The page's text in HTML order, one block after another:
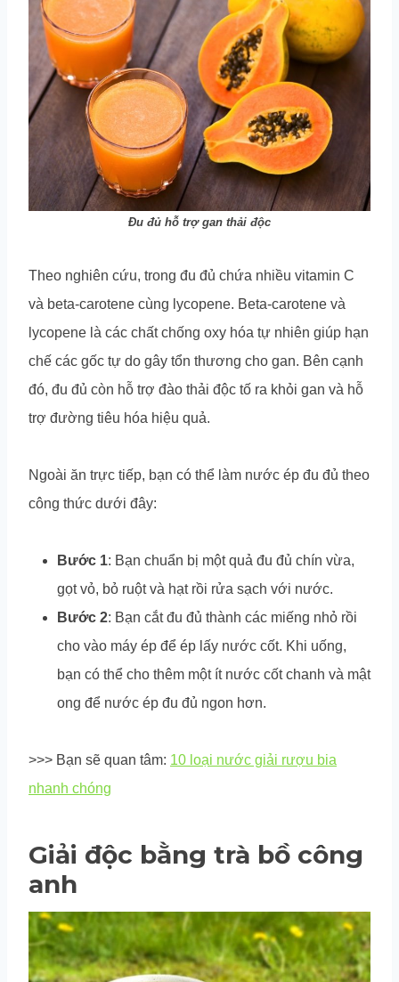
Đu đủ hỗ trợ gan thải độc
Theo nghiên cứu, trong đu đủ chứa nhiều vitamin C
và beta-carotene cùng lycopene. Beta-carotene và
lycopene là các chất chống oxy hóa tự nhiên giúp hạn
chế các gốc tự do gây tổn thương cho gan. Bên cạnh
đó, đu đủ còn hỗ trợ đào thải độc tố ra khỏi gan và hỗ
trợ đường tiêu hóa hiệu quả.
Ngoài ăn trực tiếp, bạn có thể làm nước ép đu đủ theo
công thức dưới đây:
Bước 1: Bạn chuẩn bị một quả đu đủ chín vừa,
gọt vỏ, bỏ ruột và hạt rồi rửa sạch với nước.
Bước 2: Bạn cắt đu đủ thành các miếng nhỏ rồi
cho vào máy ép để ép lấy nước cốt. Khi uống,
bạn có thể cho thêm một ít nước cốt chanh và mật
ong để nước ép đu đủ ngon hơn.
>>> Bạn sẽ quan tâm: 10 loại nước giải rượu bia
nhanh chóng
Giải độc bằng trà bồ công
anh